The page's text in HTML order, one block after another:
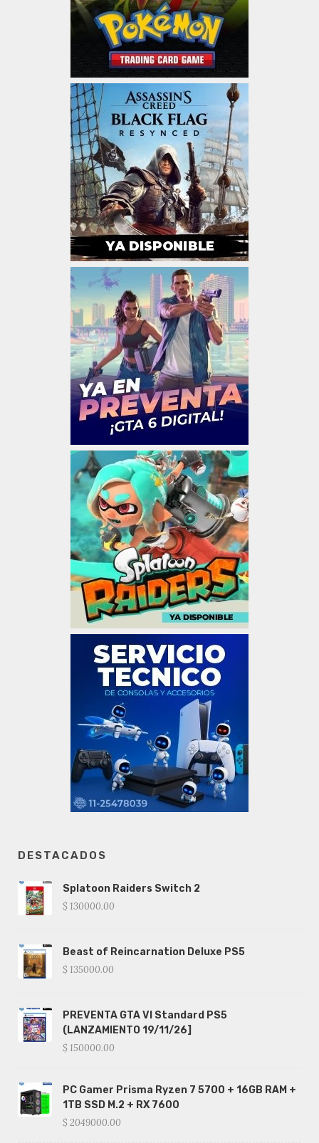
DESTACADOS
Splatoon Raiders Switch 2
$ 130000.00
Beast of Reincarnation Deluxe PS5
$ 135000.00
PREVENTA GTA VI Standard PS5
(LANZAMIENTO 19/11/26]
$ 150000.00
PC Gamer Prisma Ryzen 7 5700 + 16GB RAM +
1TB SSD M.2 + RX 7600
$ 2049000.00